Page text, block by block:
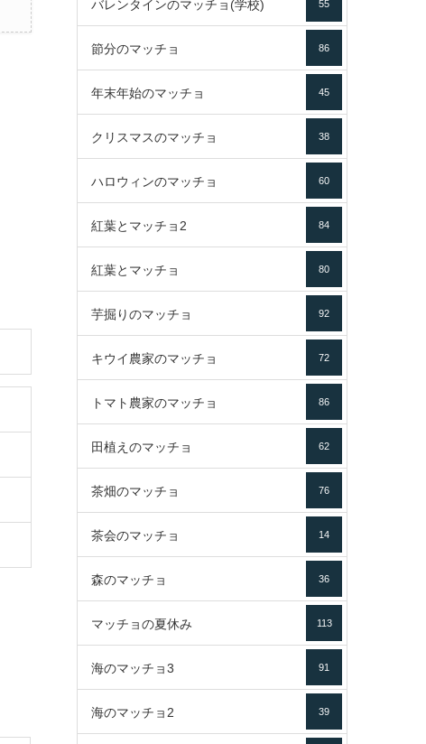
バレンタインのマッチョ(学校) 55
節分のマッチョ 86
年末年始のマッチョ 45
クリスマスのマッチョ 38
ハロウィンのマッチョ 60
紅葉とマッチョ2 84
紅葉とマッチョ 80
芋掘りのマッチョ 92
キウイ農家のマッチョ 72
トマト農家のマッチョ 86
田植えのマッチョ 62
茶畑のマッチョ 76
茶会のマッチョ 14
森のマッチョ 36
マッチョの夏休み 113
海のマッチョ3 91
海のマッチョ2 39